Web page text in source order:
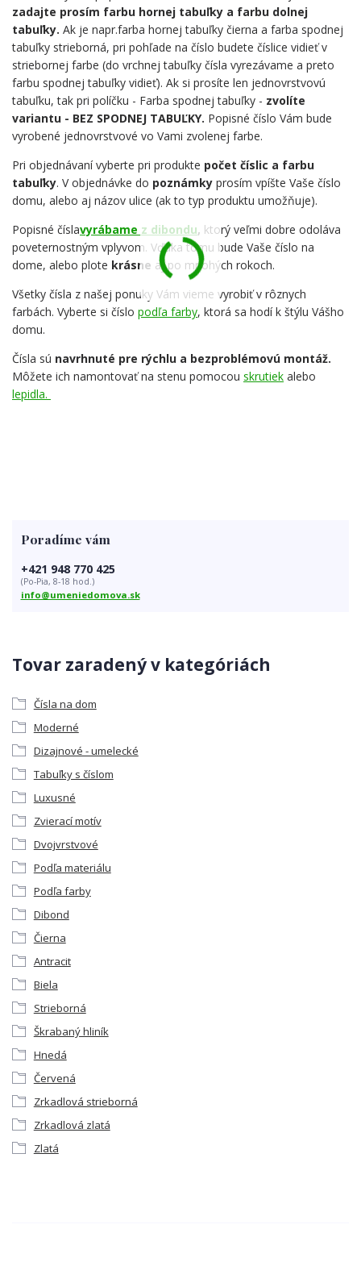
zadajte prosím farbu hornej tabuľky a farbu dolnej
tabuľky. Ak je napr.farba hornej tabuľky čierna a farba spodnej
tabuľky strieborná, pri pohľade na číslo budete číslice vidieť v
striebornej farbe (do vrchnej tabuľky čísla vyrezávame a preto
farbu spodnej tabuľky vidieť). Ak si prosíte len jednovrstvovú
tabuľku, tak pri políčku - Farba spodnej tabuľky - zvolíte
variantu - BEZ SPODNEJ TABUĽKY. Popisné číslo Vám bude
vyrobené jednovrstvové vo Vami zvolenej farbe.
Pri objednávaní vyberte pri produkte počet číslic a farbu
tabuľky. V objednávke do poznámky prosím vpíšte Vaše číslo
domu, alebo aj názov ulice (ak to typ produktu umožňuje).
Popisné číslavyrábame z dibondu, ktorý veľmi dobre odoláva
poveternostným vplyvom. Vďaka tomu bude Vaše číslo na
dome, alebo plote krásne aj po mnohých rokoch.
Všetky čísla z našej ponuky Vám vieme vyrobiť v rôznych
farbách. Vyberte si číslo podľa farby, ktorá sa hodí k štýlu Vášho
domu.
Čísla sú navrhnuté pre rýchlu a bezproblémovú montáž.
Môžete ich namontovať na stenu pomocou skrutiek alebo
lepidla.
Tovar zaradený v kategóriách
Čísla na dom
Moderné
Dizajnové - umelecké
Tabuľky s číslom
Luxusné
Zvierací motív
Dvojvrstvové
Podľa materiálu
Podľa farby
Dibond
Čierna
Antracit
Biela
Strieborná
Škrabaný hliník
Hnedá
Červená
Zrkadlová strieborná
Zrkadlová zlatá
Zlatá
Poradíme vám
+421 948 770 425
(Po-Pia, 8-18 hod.)
info@umeniedomova.sk